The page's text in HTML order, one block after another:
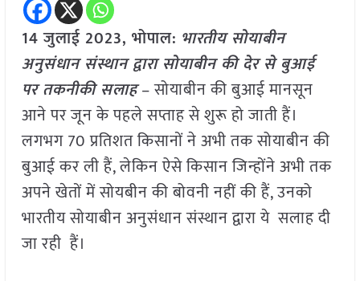
14 जुलाई 2023, भोपाल: भारतीय सोयाबीन
अनुसंधान संस्थान द्वारा सोयाबीन की देर से बुआई
पर तकनीकी सलाह– सोयाबीन की बुआई मानसून
आने पर जून के पहले सप्ताह से शुरू हो जाती हैं।
लगभग 70 प्रतिशत किसानों ने अभी तक सोयाबीन की
बुआई कर ली हैं, लेकिन ऐसे किसान जिन्होंने अभी तक
अपने खेतों में सोयबीन की बोवनी नहीं की हैं, उनको
भारतीय सोयाबीन अनुसंधान संस्थान द्वारा ये सलाह दी
जा रही हैं।